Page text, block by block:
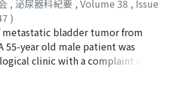
, 泌尿器科紀要 , Volume 38 , Issue
)
, 孝男;米山, 桂八;Nakamura,
;Nishiumi, Takao;Yoneyama,
metastatic bladder tumor from
55-year old male patient was
clinic with a complaint of
voiding pain. He had undergone